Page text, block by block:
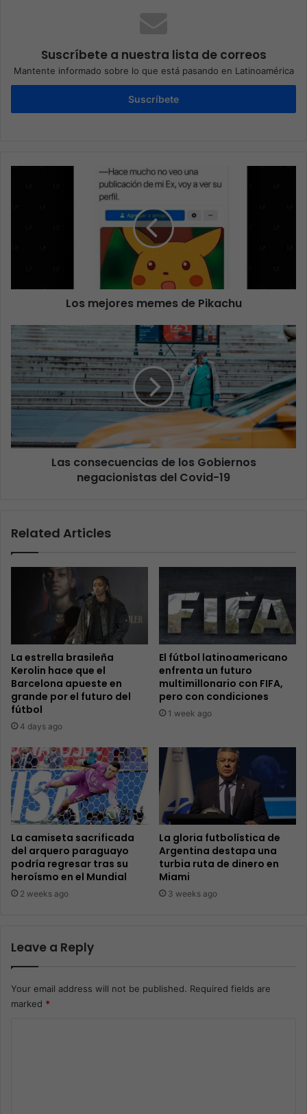
Suscríbete a nuestra lista de correos
Mantente informado sobre lo que está pasando en Latinoamérica
Suscríbete
Los mejores memes de Pikachu
Las consecuencias de los Gobiernos
negacionistas del Covid-19
Related Articles
La estrella brasileña
Kerolin hace que el
Barcelona apueste en
grande por el futuro del
fútbol
4 days ago
El fútbol latinoamericano
enfrenta un futuro
multimillonario con FIFA,
pero con condiciones
1 week ago
La camiseta sacrificada
del arquero paraguayo
podría regresar tras su
heroísmo en el Mundial
2 weeks ago
La gloria futbolística de
Argentina destapa una
turbia ruta de dinero en
Miami
3 weeks ago
Leave a Reply
Your email address will not be published. Required fields are
marked *